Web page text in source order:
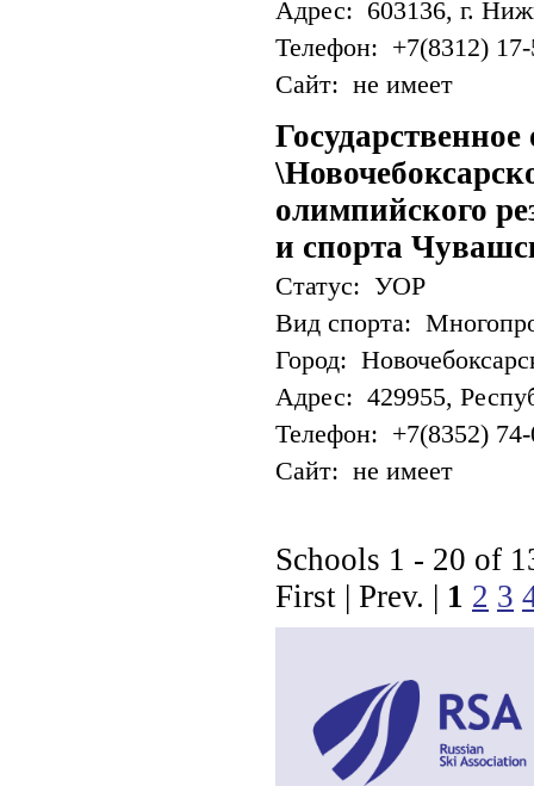
Адрес: 603136, г.
Телефон: +7(8312)
Сайт: не имеет
олимпийского
и спорта
Статус: УОР
Вид спорта:
Город:
Адрес: 429955,
Телефон: +7(8352)
Сайт: не имеет
Schools 1 - 20 of
First | Prev. | 1 2 3